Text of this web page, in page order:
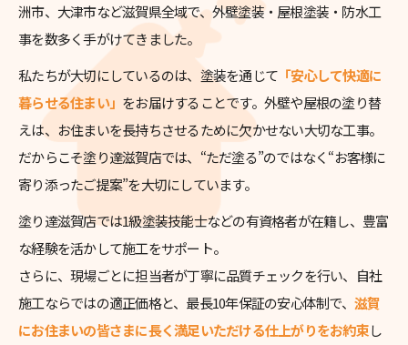
洲市、大津市など滋賀県全域で、外壁塗装・屋根塗装・防水工
事を数多く手がけてきました。
私たちが大切にしているのは、塗装を通じて 「安心して快適に
暮らせる住まい」 をお届けすることです。外壁や屋根の塗り替
えは、お住まいを長持ちさせるために欠かせない大切な工事。
だからこそ塗り達滋賀店では、“ただ塗る”のではなく“お客様に
寄り添ったご提案”を大切にしています。
塗り達滋賀店では1級塗装技能士などの有資格者が在籍し、豊富
な経験を活かして施工をサポート。
さらに、現場ごとに担当者が丁寧に品質チェックを行い、自社
施工ならではの適正価格と、最長10年保証の安心体制で、 滋賀
にお住まいの皆さまに長く満足いただける仕上がりをお約束し